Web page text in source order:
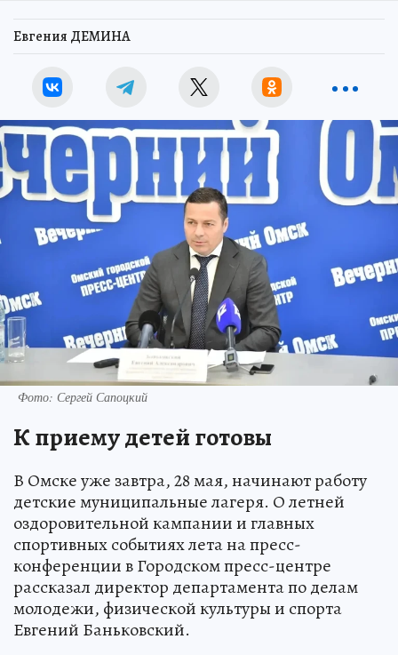
Евгения ДЕМИНА
Фото: Сергей Сапоцкий
К приему детей готовы
В Омске уже завтра, 28 мая, начинают работу
детские муниципальные лагеря. О летней
оздоровительной кампании и главных
спортивных событиях лета на пресс-
конференции в Городском пресс-центре
рассказал директор департамента по делам
молодежи, физической культуры и спорта
Евгений Баньковский.